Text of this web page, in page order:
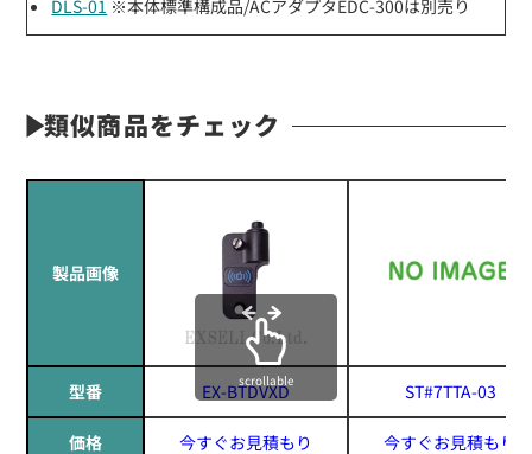
DLS-01 ※本体標準構成品/ACアダプタEDC-300は別売り
類似商品をチェック
製品画像
型番 EX-BTDVXD ST#7TTA-03
価格 今すぐお見積もり 今すぐお見積もり
scrollable